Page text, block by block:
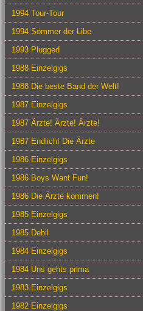
1994 Tour-Tour
1994 Sömmer der Libe
1993 Plugged
1988 Einzelgigs
1988 Die beste Band der Welt!
1987 Einzelgigs
1987 Ärzte! Ärzte! Ärzte!
1987 Endlich! Die Ärzte
1986 Einzelgigs
1986 Boys Want Fun!
1986 Die Ärzte kommen!
1985 Einzelgigs
1985 Debil
1984 Einzelgigs
1984 Uns gehts prima
1983 Einzelgigs
1982 Einzelgigs